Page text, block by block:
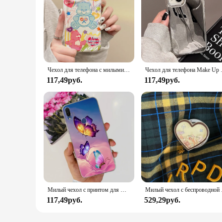
Чехол для телефона с милыми мультяшными радужными медведями для iPhone 16 Pro Max, чехол 15, 14, 13, 12, 11, 8, 7 Pro X XR XS Max, пылезащитный защитный чехол
117,49руб.
Чехол для телефона
117,49руб.
Милый чехол с принтом для Asus ZenFone Max Pro (M1) ZB602KL ZB601KL, мягкий силиконовый чехол из ТПУ для Asus X00TD X00TDB, чехлы для телефонов
117,49руб.
Милый чехол с
529,29руб.